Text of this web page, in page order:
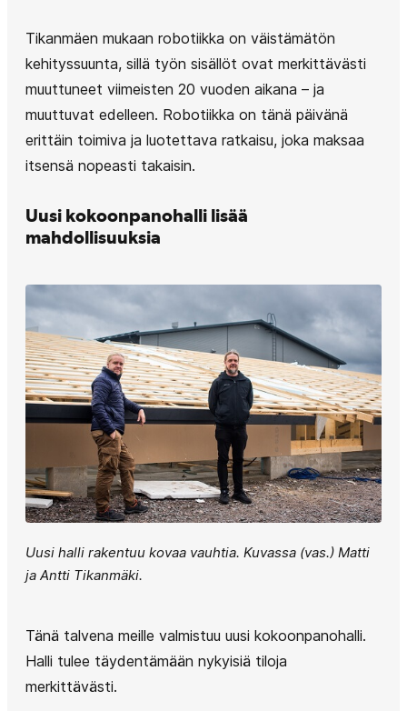
Tikanmäen mukaan robotiikka on väistämätön
kehityssuunta, sillä työn sisällöt ovat merkittävästi
muuttuneet viimeisten 20 vuoden aikana – ja
muuttuvat edelleen. Robotiikka on tänä päivänä
erittäin toimiva ja luotettava ratkaisu, joka maksaa
itsensä nopeasti takaisin.
Uusi kokoonpanohalli lisää
mahdollisuuksia
Uusi halli rakentuu kovaa vauhtia. Kuvassa (vas.) Matti
ja Antti Tikanmäki.
Tänä talvena meille valmistuu uusi kokoonpanohalli.
Halli tulee täydentämään nykyisiä tiloja
merkittävästi.